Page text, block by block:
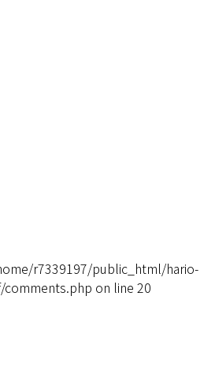
r7339197/public_html/hario-
on line 20